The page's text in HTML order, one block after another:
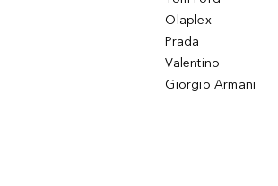
Olaplex
Prada
Valentino
Giorgio Armani